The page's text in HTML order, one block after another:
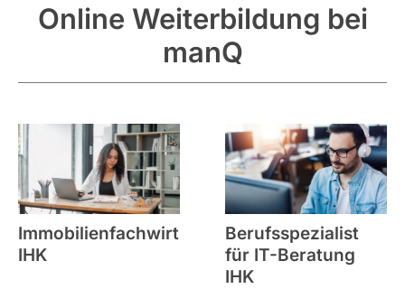
Online Weiterbildung bei
manQ
Immobilienfachwirt
IHK
Berufsspezialist
für IT-Beratung
IHK